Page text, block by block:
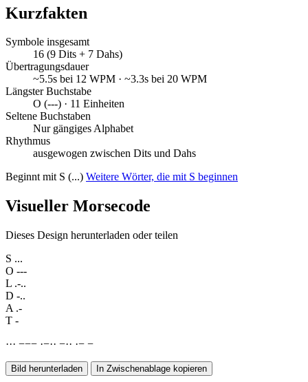
Kurzfakten
Symbole insgesamt
16 (9 Dits + 7 Dahs)
Übertragungsdauer
~5.5s bei 12 WPM · ~3.3s bei 20 WPM
Längster Buchstabe
O (---) · 11 Einheiten
Seltene Buchstaben
Nur gängiges Alphabet
Rhythmus
ausgewogen zwischen Dits und Dahs
Beginnt mit S (...) Weitere Wörter, die mit S beginnen
Visueller Morsecode
Dieses Design herunterladen oder teilen
S ...
O ---
L .-..
D -..
A .-
T -
··· −−− ·−·· −·· ·− −
Bild herunterladen In Zwischenablage kopieren